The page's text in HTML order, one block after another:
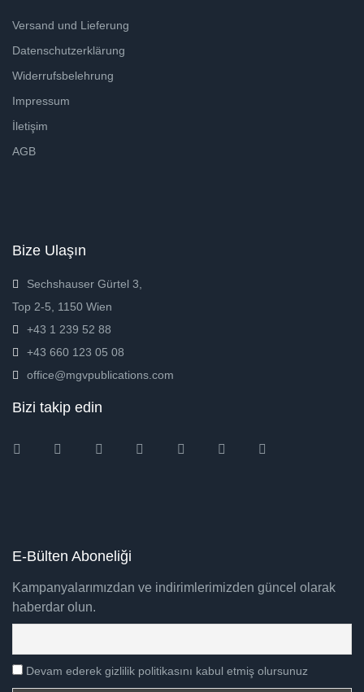
Versand und Lieferung
Datenschutzerklärung
Widerrufsbelehrung
Impressum
İletişim
AGB
Bize Ulaşın
Sechshauser Gürtel 3,
Top 2-5, 1150 Wien
+43 1 239 52 88
+43 660 123 05 08
office@mgvpublications.com
Bizi takip edin
InstagramFacebookTwitter Amazon Pinterest
E-Bülten Aboneliği
Kampanyalarımızdan ve indirimlerimizden güncel olarak
haberdar olun.
Devam ederek gizlilik politikasını kabul etmiş olursunuz